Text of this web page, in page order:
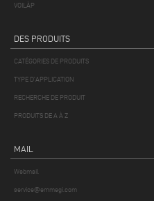
VOILÀP
DES PRODUITS
CATÉGORIES DE PRODUITS
TYPE D'APPLICATION
RECHERCHE DE PRODUIT
PRODUITS DE A À Z
MAIL
Webmail
service@emmegi.com